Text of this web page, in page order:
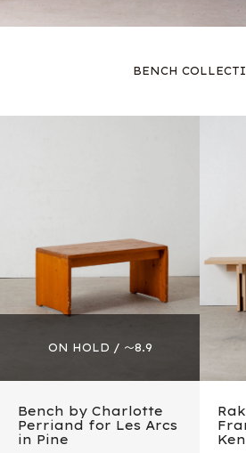
BENCH
Bench by Charlotte
Perriand for Les Arcs
in Pine